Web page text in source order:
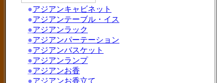
●アジアンキャビネット
●アジアンテーブル・イス
●アジアンラック
●アジアンパーテーション
●アジアンバスケット
●アジアンランプ
●アジアンお香
●アジアンお香立て